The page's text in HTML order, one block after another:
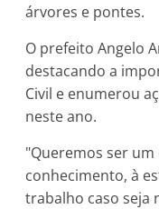
árvores e pontes.
O prefeito Angelo
destacando a
Civil e enumerou
neste ano.
"Queremos ser
conhecimento, à
trabalho caso seja